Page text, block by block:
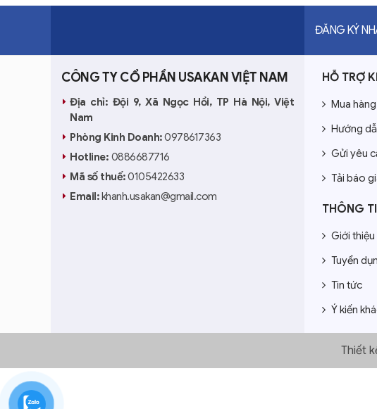
ĐĂNG KÝ
CÔNG TY CỔ PHẦN USAKAN VIỆT NAM
Địa chỉ: Đội 9, Xã Ngọc Hồi, TP Hà Nội, Việt
Nam
Phòng Kinh Doanh:0978617363
Hotline: 0886687716
Mã số thuế:0105422633
Email:khanh.usakan@gmail.com
HỖ TRỢ
Mua
Hướng
Gửi yêu
Tải báo
THÔNG
Giới thiệu
Tuyển
Tin tức
Ý kiến
Thiết